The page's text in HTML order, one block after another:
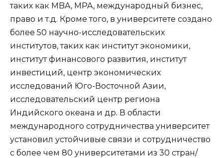
таких как MBA, MPA, международный бизнес,
право и т.д. Кроме того, в университете создано
более 50 научно-исследовательских
институтов, таких как институт экономики,
институт финансового развития, институт
инвестиций, центр экономических
исследований Юго-Восточной Азии,
исследовательский центр региона
Индийского океана и др. В области
международного сотрудничества университет
установил устойчивые связи и сотрудничество
с более чем 80 университетами из 30 стран/